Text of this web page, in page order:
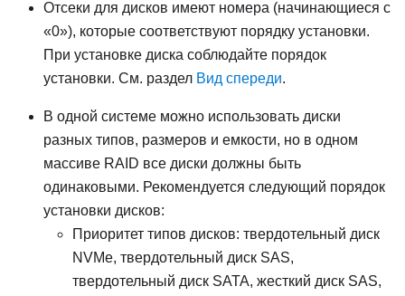
Отсеки для дисков имеют номера (начинающиеся с
«0»), которые соответствуют порядку установки.
При установке диска соблюдайте порядок
установки. См. раздел Вид спереди.
В одной системе можно использовать диски
разных типов, размеров и емкости, но в одном
массиве RAID все диски должны быть
одинаковыми. Рекомендуется следующий порядок
установки дисков:
Приоритет типов дисков: твердотельный диск
NVMe, твердотельный диск SAS,
твердотельный диск SATA, жесткий диск SAS,